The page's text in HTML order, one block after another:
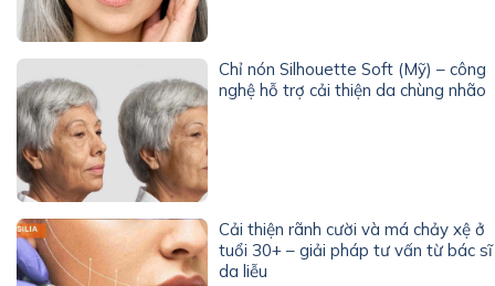
Chỉ nón Silhouette Soft (Mỹ) – công
nghệ hỗ trợ cải thiện da chùng nhão
Cải thiện rãnh cười và má chảy xệ ở
tuổi 30+ – giải pháp tư vấn từ bác sĩ
da liễu